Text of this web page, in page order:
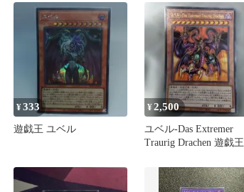
¥333
遊戯王 ユベル
¥2,500
ユベル-Das Extremer
Traurig Drachen 遊戯王